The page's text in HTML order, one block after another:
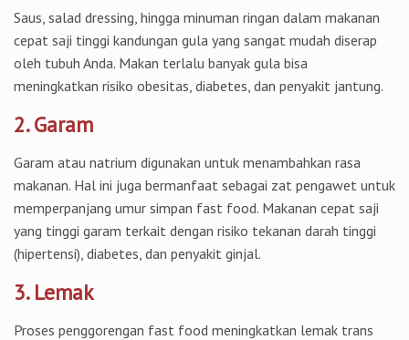
Saus, salad dressing, hingga minuman ringan dalam makanan
cepat saji tinggi kandungan gula yang sangat mudah diserap
oleh tubuh Anda. Makan terlalu banyak gula bisa
meningkatkan risiko obesitas, diabetes, dan penyakit jantung.
2. Garam
Garam atau natrium digunakan untuk menambahkan rasa
makanan. Hal ini juga bermanfaat sebagai zat pengawet untuk
memperpanjang umur simpan fast food. Makanan cepat saji
yang tinggi garam terkait dengan risiko tekanan darah tinggi
(hipertensi), diabetes, dan penyakit ginjal.
3. Lemak
Proses penggorengan fast food meningkatkan lemak trans